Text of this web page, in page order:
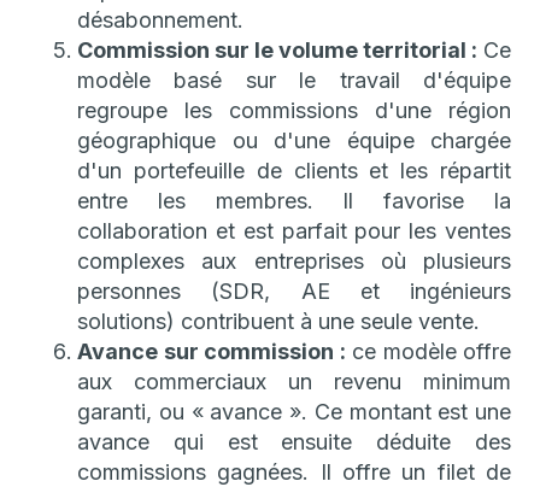
désabonnement.
Commission sur le volume territorial : Ce
modèle basé sur le travail d'équipe
regroupe les commissions d'une région
géographique ou d'une équipe chargée
d'un portefeuille de clients et les répartit
entre les membres. Il favorise la
collaboration et est parfait pour les ventes
complexes aux entreprises où plusieurs
personnes (SDR, AE et ingénieurs
solutions) contribuent à une seule vente.
Avance sur commission : ce modèle offre
aux commerciaux un revenu minimum
garanti, ou « avance ». Ce montant est une
avance qui est ensuite déduite des
commissions gagnées. Il offre un filet de